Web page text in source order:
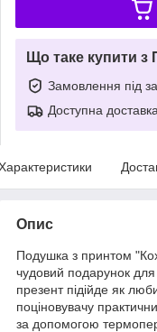
Що таке купити з
Замовлення під
Доступна доставка
Опис
Подушка з принтом
чудовий подарунок
презент підійде як
поціновувачу
за допомогою